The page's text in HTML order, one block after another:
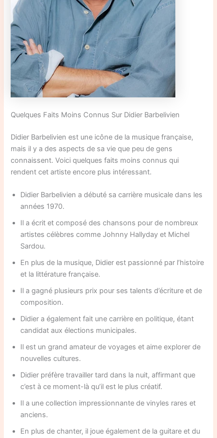
Quelques Faits Moins Connus Sur Didier Barbelivien
Didier Barbelivien est une icône de la musique française,
mais il y a des aspects de sa vie que peu de gens
connaissent. Voici quelques faits moins connus qui
rendent cet artiste encore plus intéressant.
Didier Barbelivien a débuté sa carrière musicale dans les
années 1970.
Il a écrit et composé des chansons pour de nombreux
artistes célèbres comme Johnny Hallyday et Michel
Sardou.
En plus de la musique, Didier est passionné par l’histoire
et la littérature française.
Il a gagné plusieurs prix pour ses talents d’écriture et de
composition.
Didier a également fait une carrière en politique, étant
candidat aux élections municipales.
Il est un grand amateur de voyages et aime explorer de
nouvelles cultures.
Didier préfère travailler tard dans la nuit, affirmant que
c’est à ce moment-là qu’il est le plus créatif.
Il a une collection impressionnante de vinyles rares et
anciens.
En plus de chanter, il joue également de la guitare et du